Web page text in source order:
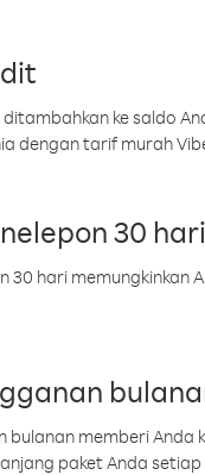
ke saldo
dengan tarif murah
30 hari
30 hari memungkinkan
bulanan memberi Anda
paket Anda